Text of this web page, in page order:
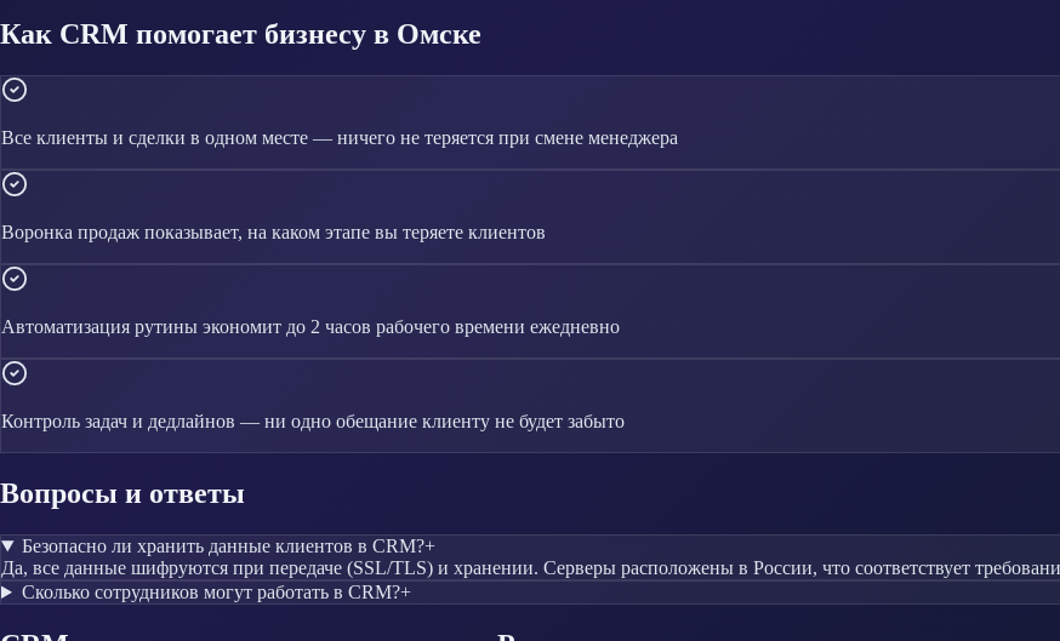
Как CRM помогает бизнесу в Омске
Все клиенты и сделки в одном месте — ничего не теряется при смене менеджера
Воронка продаж показывает, на каком этапе вы теряете клиентов
Автоматизация рутины экономит до 2 часов рабочего времени ежедневно
Контроль задач и дедлайнов — ни одно обещание клиенту не будет забыто
Вопросы и ответы
Безопасно ли хранить данные клиентов в CRM?+
Да, все данные шифруются при передаче (SSL/TLS) и хранении. Серверы расположены в России, что соответствует
Сколько сотрудников могут работать в CRM?+